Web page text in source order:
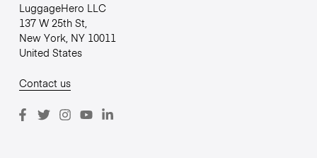
LuggageHero LLC
137 W 25th St,
New York, NY 10011
United States
Contact us